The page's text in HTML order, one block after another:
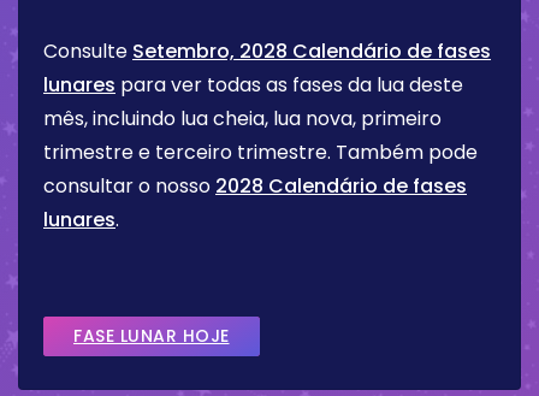
Consulte Setembro, 2028 Calendário de fases
lunares para ver todas as fases da lua deste
mês, incluindo lua cheia, lua nova, primeiro
trimestre e terceiro trimestre. Também pode
consultar o nosso 2028 Calendário de fases
lunares.
FASE LUNAR HOJE